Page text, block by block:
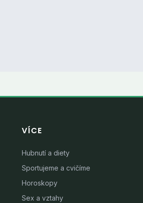
VÍCE
Hubnutí a diety
Sportujeme a cvičíme
Horoskopy
Sex a vztahy